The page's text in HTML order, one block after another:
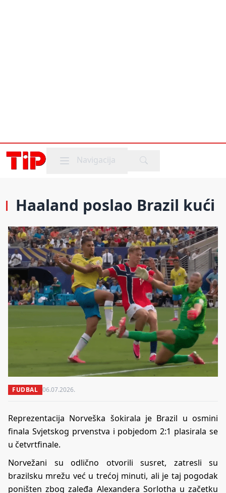
Mobile menu
Navigacija
Haaland poslao Brazil kući
FUDBAL 06.07.2026.
Reprezentacija Norveška šokirala je Brazil u osmini
finala Svjetskog prvenstva i pobjedom 2:1 plasirala se
u četvrtfinale.
Norvežani su odlično otvorili susret, zatresli su
brazilsku mrežu već u trećoj minuti, ali je taj pogodak
poništen zbog zaleđa Alexandera Sorlotha u začetku